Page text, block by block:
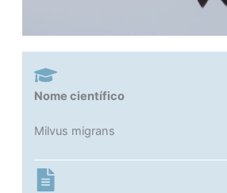
Nome científico
Milvus migrans